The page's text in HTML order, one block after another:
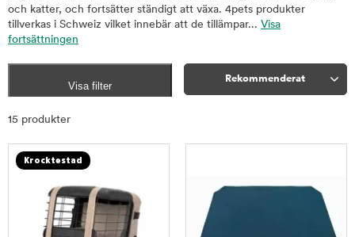
och katter, och fortsätter ständigt att växa. 4pets produkter
tillverkas i Schweiz vilket innebär att de tillämpar... Visa
fortsättningen
Visa filter
Rekommenderat
15 produkter
Krocktestad